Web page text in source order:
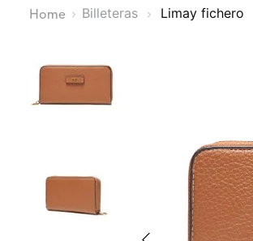
Billeteras limay fichero